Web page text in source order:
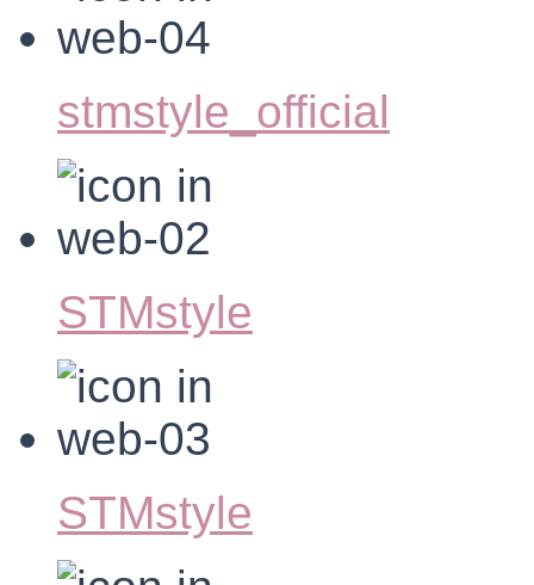
stmstyle_official
STMstyle
STMstyle